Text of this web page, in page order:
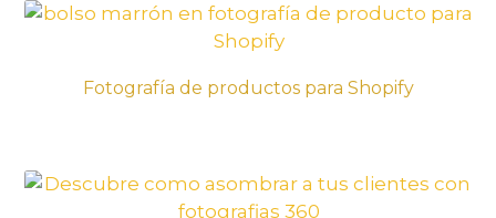
Fotografía de productos para Shopify